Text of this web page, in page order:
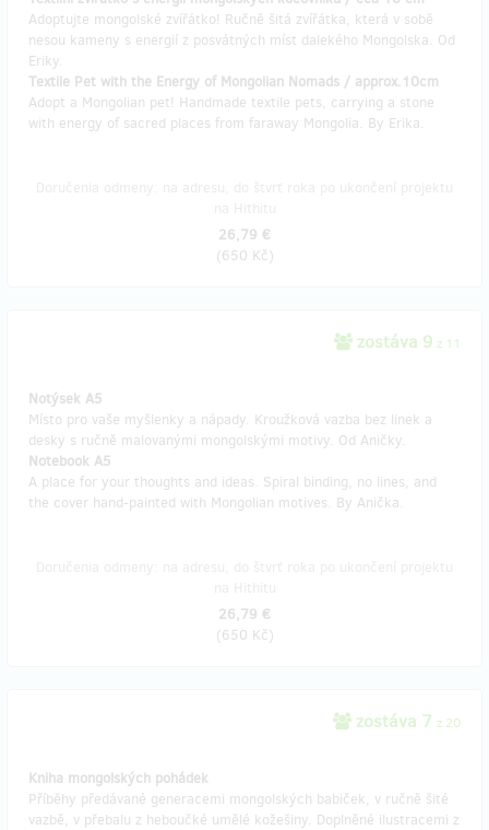
Adoptujte mongolské zvířátko! Ručně šitá zvířátka, která v sobě
nesou kameny s energií z posvátných míst dalekého Mongolska. Od
Eriky.
Textile Pet with the Energy of Mongolian Nomads / approx.10cm
Adopt a Mongolian pet! Handmade textile pets, carrying a stone
with energy of sacred places from faraway Mongolia. By Erika.
26,79 €
(650 Kč)
zostáva 9 z 11
Notýsek A5
Místo pro vaše myšlenky a nápady. Kroužková vazba bez linek a
desky s ručně malovanými mongolskými motivy. Od Aničky.
Notebook A5
A place for your thoughts and ideas. Spiral binding, no lines, and
the cover hand-painted with Mongolian motives. By Anička.
26,79 €
(650 Kč)
zostáva 7 z 20
Kniha mongolských pohádek
Příběhy předávané generacemi mongolských babiček, v ručně šité
vazbě, v přebalu z heboučké umělé kožešiny. Doplněné ilustracemi z